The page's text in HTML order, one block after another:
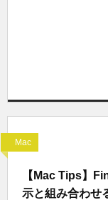
Mac
【Mac Tips】
示と組み合わせ